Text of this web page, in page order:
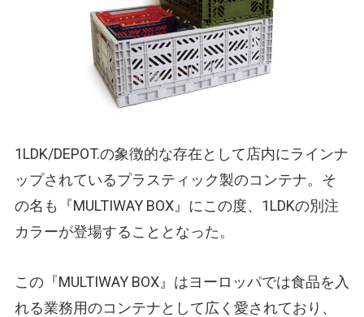
1LDK/DEPOT.の象徴的な存在として店内にラインナ
ップされているプラスティック製のコンテナ。そ
の名も『MULTIWAY BOX』にこの度、1LDKの別注
カラーが登場することとなった。
この『MULTIWAY BOX』はヨーロッパでは食品を入
れる業務用のコンテナとして広く愛されており、